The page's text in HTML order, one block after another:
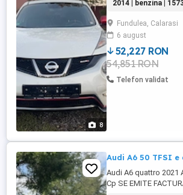
8
- Jante Originale 18
Navigatie 3D (Touch
Keyless Go (porneste
- Keyless Entry -
Spate cu ...
2014 | benzina |
Fundulea, Calarasi
6 august
52,227 RON
54,851 RON
Telefon validat
Audi A6 50 TFSI e
Audi A6 quattro 2021
Cp SE EMITE